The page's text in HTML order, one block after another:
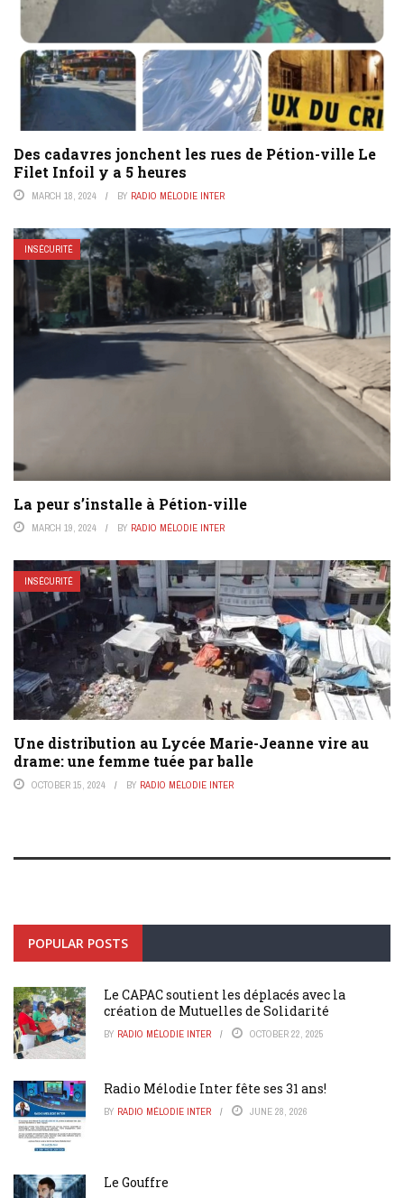
Des cadavres jonchent les rues de Pétion-ville Le
Filet Infoil y a 5 heures
MARCH 18, 2024 BY RADIO MÉLODIE INTER
INSÉCURITÉ
La peur s’installe à Pétion-ville
MARCH 19, 2024 BY RADIO MÉLODIE INTER
INSÉCURITÉ
Une distribution au Lycée Marie-Jeanne vire au
drame: une femme tuée par balle
OCTOBER 15, 2024 BY RADIO MÉLODIE INTER
POPULAR POSTS
Le CAPAC soutient les déplacés avec la
création de Mutuelles de Solidarité
BY RADIO MÉLODIE INTER OCTOBER 22, 2025
Radio Mélodie Inter fête ses 31 ans!
BY RADIO MÉLODIE INTER JUNE 28, 2026
Le Gouffre